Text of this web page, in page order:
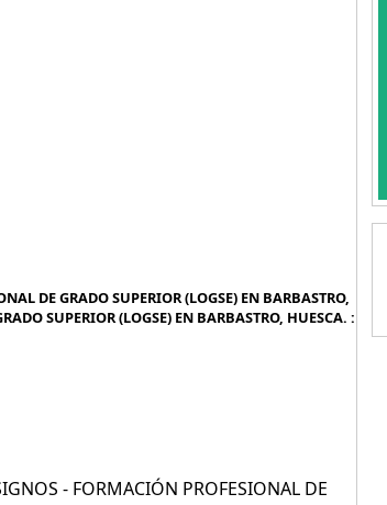
DE GRADO SUPERIOR (LOGSE) EN BARBASTRO,
SUPERIOR (LOGSE) EN BARBASTRO, HUESCA. :
- FORMACIÓN PROFESIONAL DE